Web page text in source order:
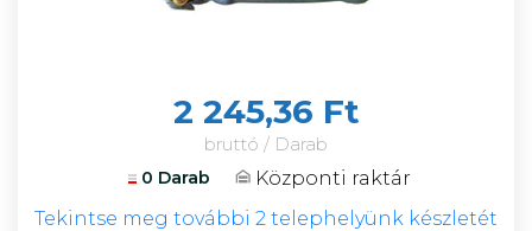
2 245,36 Ft
bruttó / Darab
0 Darab
Központi raktár
Tekintse meg további 2 telephelyünk készletét